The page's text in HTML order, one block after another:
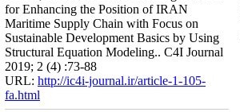
for Enhancing the Position of IRAN
Maritime Supply Chain with Focus on
Sustainable Development Basics by Using
Structural Equation Modeling.. C4I Journal
2019; 2 (4) :73-88
URL: http://ic4i-journal.ir/article-1-105-
fa.html